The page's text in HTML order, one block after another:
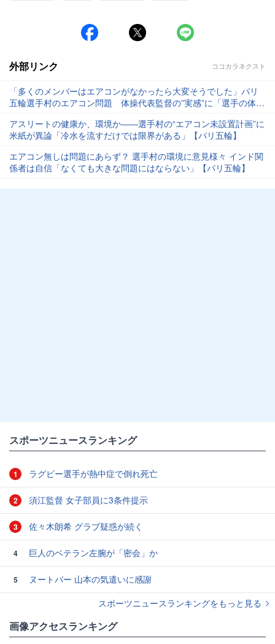
外部リンク ココカラネクスト
「多くのメンバーはエアコンがなかったら大変そうでした」パリ
五輪選手村のエアコン問題 体操代表監督の”実感”に「選手の体調
アスリートの健康か、環境か――選手村の“エアコン未設置計画”に
米紙が異論「冷水を流すだけでは限界がある」【パリ五輪】
エアコン無しは問題にあらず？ 選手村の環境に意見様々 インド関
係者は自信「なくても大きな問題にはならない」【パリ五輪】
スポーツニュースランキング
1 ラグビー選手が熱中症で倒れ死亡
2 須江監督 女子部員に3条件提示
3 佐々木朗希 グラブ疑惑が続く
4 巨人のベテラン左腕が「密会」か
5
ヌートバー 山本の気遣いに感謝
スポーツニュースランキングをもっと見る
画像アクセスランキング